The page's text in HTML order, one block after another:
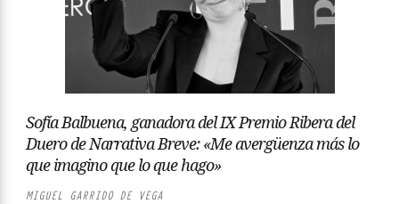
Sofía Balbuena, ganadora del IX Premio Ribera del
Duero de Narrativa Breve: «Me avergüenza más lo
que imagino que lo que hago»
MIGUEL GARRIDO DE VEGA